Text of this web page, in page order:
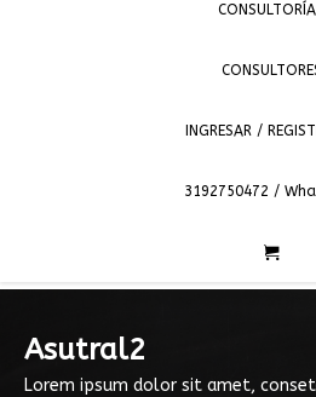
INGRESAR /
3192750472 /
Asutral2
Lorem ipsum dolor sit amet,